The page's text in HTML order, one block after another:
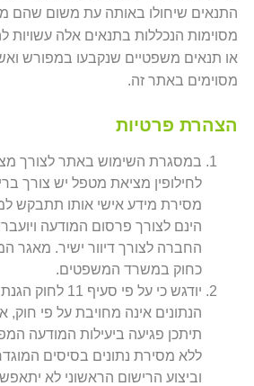
התנאים שיחולו באותה עת משום שהם
מסוימות הנכללות בתנאים אלה עשויות
או תנאים משפטיים שנקבעו במפורש
מסוימים באתר זה.
הצהרת פרטיות
במסגרת השימוש באתר לצורך
לחילופין מציאת מטפל יש צורך
מסירת מידע אישי אותו תתבקש
הינם לצורך פרסום המודעה
החברה לצורך דיוור ישיר. מאגר
כחוק במשרד המשפטים.
יודגש כי על פי
הנתונים אינה מחויבת על פי
תיתכן פגיעה ביעילות המודעה
ללא מסירת נתונים בסיסים
וביצוע הרישום הראשוני לא